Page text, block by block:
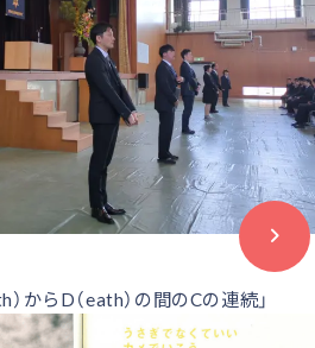
）からD（eath）の間のCの連続」